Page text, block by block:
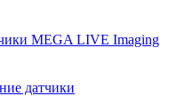
MEGA LIVE Imaging
датчики